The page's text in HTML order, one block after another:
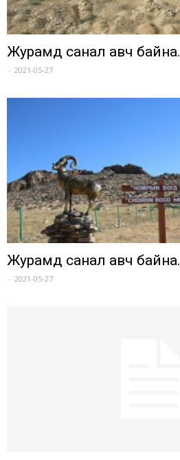
Журамд санал авч байна.
- 2021-05-27
Журамд санал авч байна.
- 2021-05-27